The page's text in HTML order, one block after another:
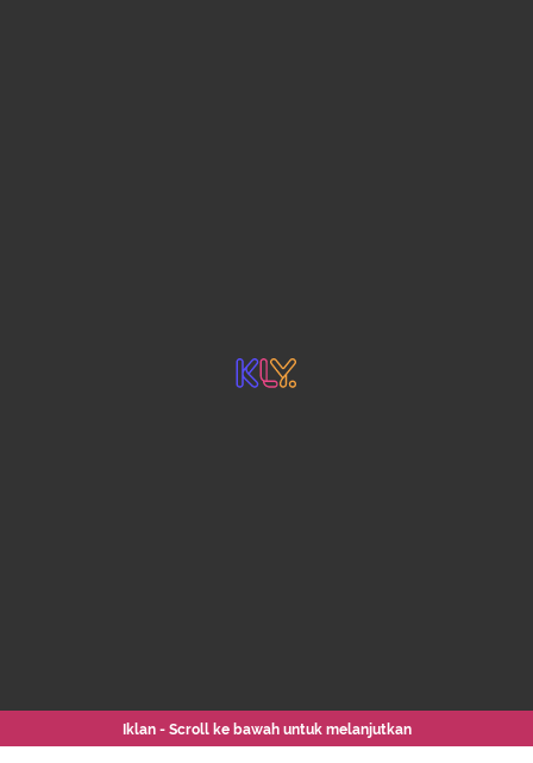
Iklan - Scroll ke bawah untuk melanjutkan